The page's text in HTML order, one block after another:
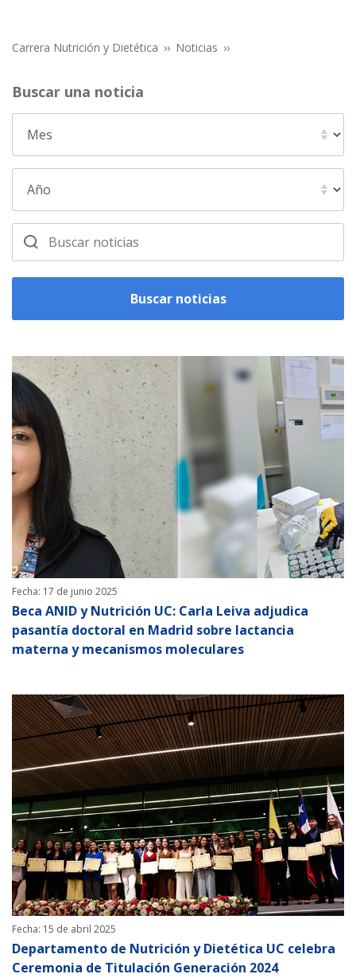
Carrera Nutrición y Dietética Noticias
Buscar una noticia
Fecha: 17 de junio 2025
Beca ANID y Nutrición UC: Carla Leiva adjudica
pasantía doctoral en Madrid sobre lactancia
materna y mecanismos moleculares
Fecha: 15 de abril 2025
Departamento de Nutrición y Dietética UC celebra
Ceremonia de Titulación Generación 2024